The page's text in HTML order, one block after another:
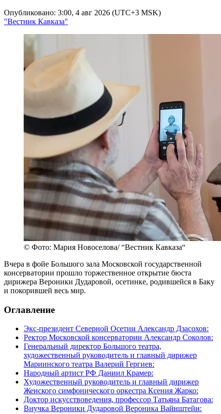
Опубликовано: 3:00, 4 авг 2026 (UTC+3 MSK)
"Вестник Кавказа"
© Фото: Мария Новоселова/ “Вестник Кавказа“
Вчера в фойе Большого зала Московской государственной
консерватории прошло торжественное открытие бюста
дирижера Вероники Дударовой, осетинке, родившейся в Баку
и покорившей весь мир.
Оглавление
Экс-президент Северной Осетии Александр Дзасохов:
Ректор Московской консерватории Александр Соколов:
Генеральный директор Большого театра,
художественный руководитель и главный дирижер
Мариинского театра Валерий Гергиев:
Народный артист РФ Даниил Крамер:
Художественный руководитель и главный дирижер
Женского симфонического оркестра Ксения Жарко:
Доктор искусствоведения, профессор Татьяна Батагова:
Внучка Вероники Дударовой Вероника Вайнштейн: